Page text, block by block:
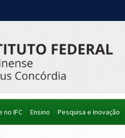
no IFC Ensino Pesquisa e Inovação